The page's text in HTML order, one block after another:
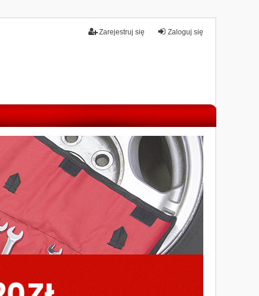
Zaloguj się
Zarejestruj się